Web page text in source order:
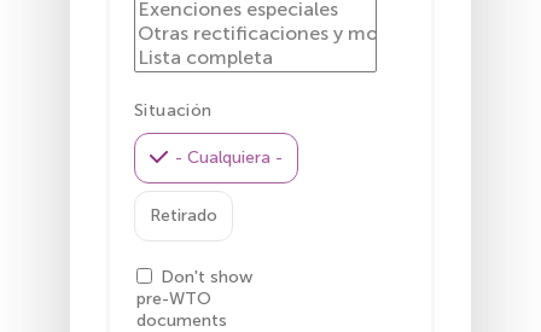
Situación
- Cualquiera -
Retirado
Don't show
pre-WTO
documents